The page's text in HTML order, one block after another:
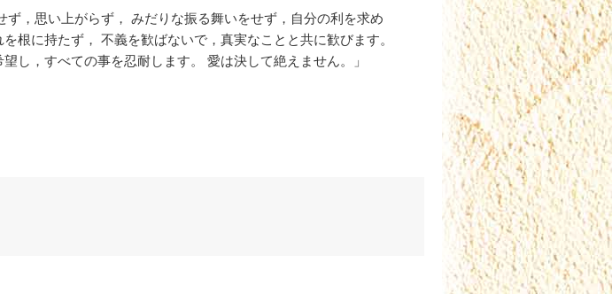
，思い上がらず， みだりな振る舞いをせず，自分の利を求め
根に持たず， 不義を歓ばないで，真実なことと共に歓びます。
し，すべての事を忍耐します。 愛は決して絶えません。」